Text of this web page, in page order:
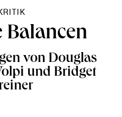
Balancen
von Douglas
und Bridget